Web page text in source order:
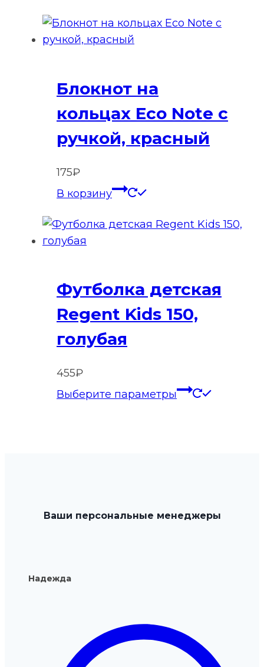
имеет
на
Блокнот на
кольцах Eco Note с
ручкой, красный
175₽
В корзину
Футболка детская
Regent Kids 150,
голубая
455₽
Выберите параметры
Этот
на
Ваши персональные менеджеры
Надежда